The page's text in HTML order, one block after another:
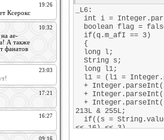
_L6:
int i =
boolean flag =
if(q.m_afI == 3)
{
long l;
String s;
long l1;
l1 = (l1 =
+
+
+
213L & 255L;
if((s =
<< 16) << 3)